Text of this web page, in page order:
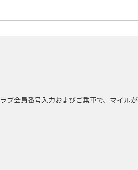
ブ会員番号入力およびご乗車で、マイルが